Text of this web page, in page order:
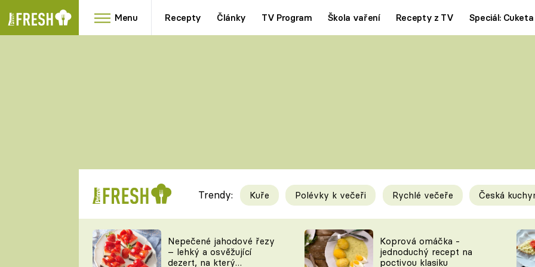
Menu Recepty Články TV Program Škola vaření Recepty z TV Speciál: Cuketa
RYCHLOVKY
Videorecepty
TEĎ VAŘÍ ŠÉF!
Tipy a triky
KAM ZA JÍDLEM
Trendy: Kuře Polévky k večeři Rychlé večeře Česká
Nepečené jahodové řezy
– lehký a osvěžující
dezert, na který
Koprová omáčka -
jednoduchý recept na
poctivou klasiku